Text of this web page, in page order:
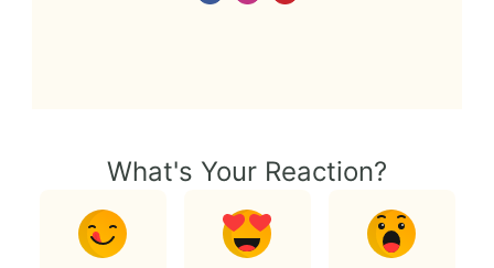
What's Your Reaction?